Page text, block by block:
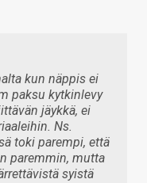
kun näppis ei
paksu kytkinlevy
jäykkä, ei
Ns.
toki parempi, että
paremmin, mutta
syistä